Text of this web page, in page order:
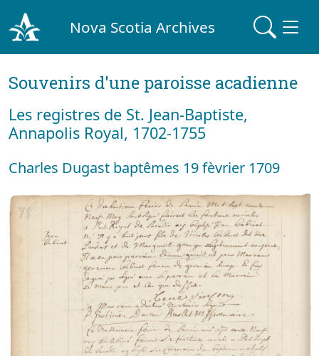
Nova Scotia Archives
Souvenirs d'une paroisse acadienne
Les registres de St. Jean-Baptiste,
Annapolis Royal, 1702-1755
Charles Dugast baptêmes 19 fèvrier 1709